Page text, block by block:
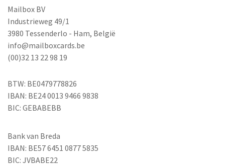
Mailbox BV
Industrieweg 49/1
3980 Tessenderlo - Ham, België
info@mailboxcards.be
(00)32 13 22 98 19
BTW: BE0479778826
IBAN: BE24 0013 9466 9838
BIC: GEBABEBB
Bank van Breda
IBAN: BE57 6451 0877 5835
BIC: JVBABE22